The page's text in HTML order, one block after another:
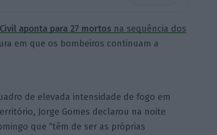
aponta para 27 mortos na sequência dos
em que os bombeiros continuam a
de elevada intensidade de fogo em
Jorge Gomes declarou na noite
que “têm de ser as próprias